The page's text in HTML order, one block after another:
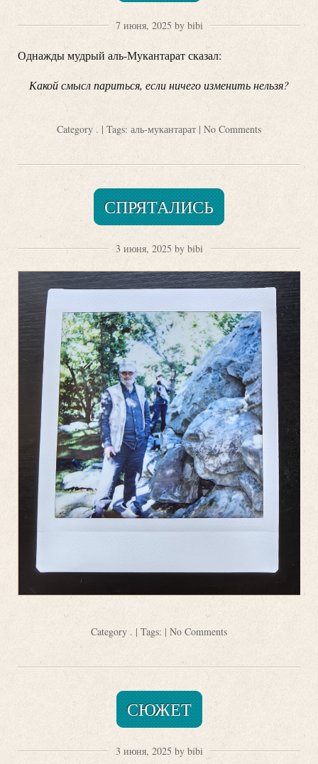
7 июня, 2025 by bibi
Однажды мудрый аль-Мукантарат сказал:
Какой смысл париться, если ничего изменить нельзя?
Category . | Tags: аль-мукантарат | No Comments
СПРЯТАЛИСЬ
3 июня, 2025 by bibi
Category . | Tags: | No Comments
СЮЖЕТ
3 июня, 2025 by bibi